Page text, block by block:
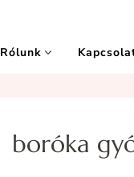
Rólunk
boróka